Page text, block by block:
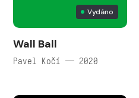
Vydáno
Wall Ball
Pavel Kočí — 2020